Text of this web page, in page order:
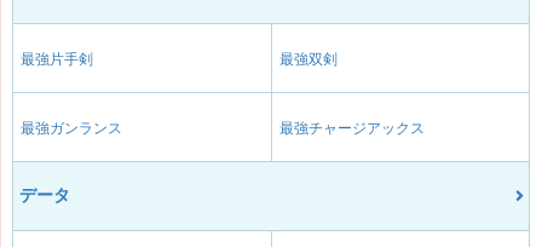
最強片手剣 最強双剣
最強ガンランス 最強チャージアックス
データ